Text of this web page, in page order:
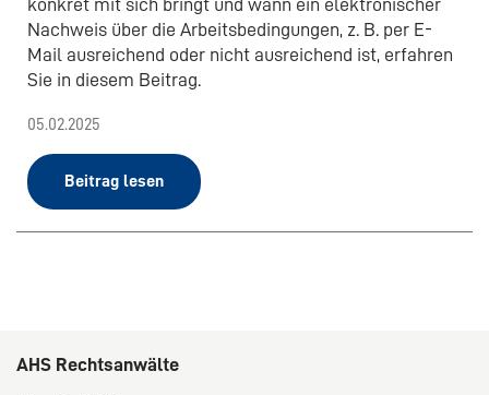
konkret mit sich bringt und wann ein elektronischer
Nachweis über die Arbeitsbedingungen, z. B. per E-
Mail ausreichend oder nicht ausreichend ist, erfahren
Sie in diesem Beitrag.
05.02.2025
Beitrag lesen
AHS Rechtsanwälte